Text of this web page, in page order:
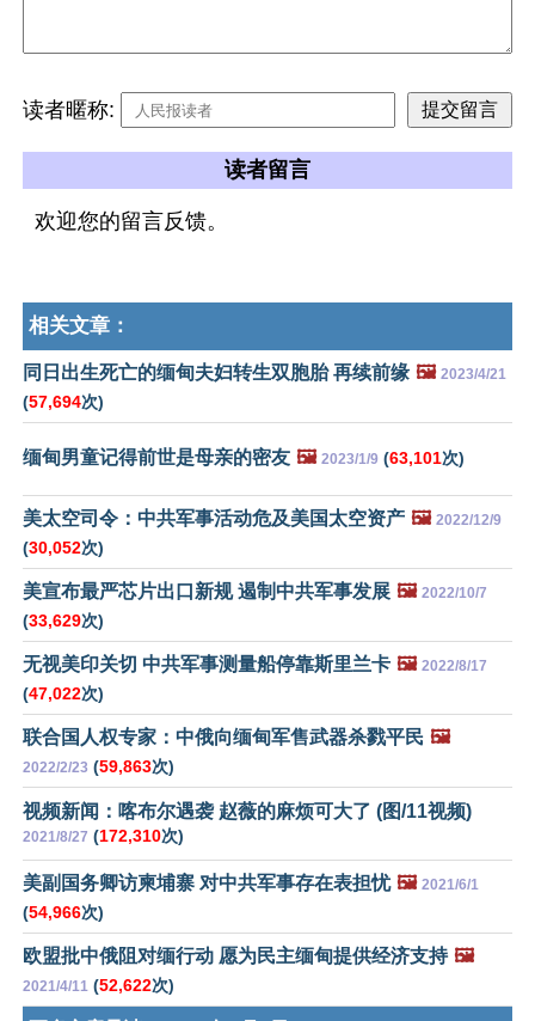
读者暱称:
读者留言
欢迎您的留言反馈。
相关文章：
同日出生死亡的缅甸夫妇转生双胞胎 再续前缘 🖼️ 2023/4/21
(57,694次)
缅甸男童记得前世是母亲的密友 🖼️ 2023/1/9 (63,101次)
美太空司令：中共军事活动危及美国太空资产 🖼️ 2022/12/9
(30,052次)
美宣布最严芯片出口新规 遏制中共军事发展 🖼️ 2022/10/7
(33,629次)
无视美印关切 中共军事测量船停靠斯里兰卡 🖼️ 2022/8/17
(47,022次)
联合国人权专家：中俄向缅甸军售武器杀戮平民 🖼️
2022/2/23 (59,863次)
视频新闻：喀布尔遇袭 赵薇的麻烦可大了 (图/11视频)
2021/8/27 (172,310次)
美副国务卿访柬埔寨 对中共军事存在表担忧 🖼️ 2021/6/1
(54,966次)
欧盟批中俄阻对缅行动 愿为民主缅甸提供经济支持 🖼️
2021/4/11 (52,622次)